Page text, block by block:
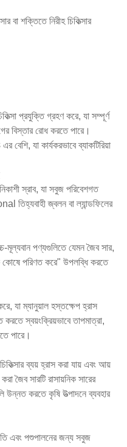
বা শক্তিতে নিরীহ চিকিত্সার
প্রযুক্তি গ্রহণ করে, যা সম্পূর্ণ
বিস্তার রোধ করতে পারে।
যা কার্যকরভাবে ব্যাকটিরিয়া
স্রাব, যা সবুজ পরিবেশগত
তিহ্যবাহী জ্বলন বা ল্যান্ডফিলের
মূল্যবান পণ্যগুলিতে যেমন জৈব সার,
কোষে পরিণত করে" উপলব্ধি করতে
যা ম্যানুয়াল হস্তক্ষেপ হ্রাস
স্বয়ংক্রিয়ভাবে তাপমাত্রা,
পারে।
ব্যয় হ্রাস করা যায় এবং আয়
জৈব সারটি রাসায়নিক সারের
উন্নত করতে কৃষি উত্পাদনে ব্যবহার
এবং পশুপালনের জন্য সবুজ